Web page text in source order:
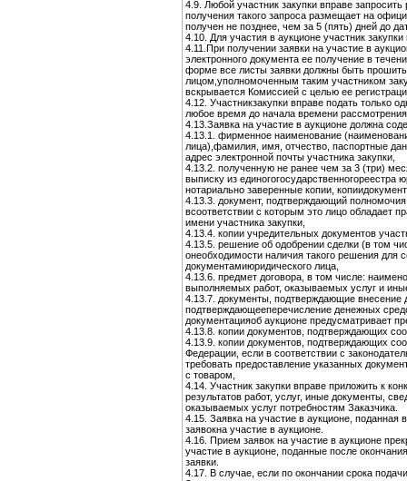
4.9. Любой участник закупки вправе
получения такого запроса размещает на
получен не позднее, чем за 5 (пять) дней до
4.10. Для участия в аукционе участник
4.11.При получении заявки на участие в
электронного документа ее получение в
форме все листы заявки должны быть
лицом,уполномоченным таким участником
вскрывается Комиссией с целью ее
4.12. Участникзакупки вправе подать только
любое время до начала времени
4.13.Заявка на участие в аукционе должна
4.13.1. фирменное наименование
лица),фамилия, имя, отчество, паспортные
адрес электронной почты участника закупки,
4.13.2. полученную не ранее чем за 3 (три)
выписку из единогогосударственногореестра
нотариально заверенные копии,
4.13.3. документ, подтверждающий
всоответствии с которым это лицо обладает
имени участника закупки,
4.13.4. копии учредительных документов
4.13.5. решение об одобрении сделки (в том
онеобходимости наличия такого решения для
документамиюридического лица,
4.13.6. предмет договора, в том числе:
выполняемых работ, оказываемых услуг и
4.13.7. документы, подтверждающие внесение
подтверждающееперечисление денежных
документацияоб аукционе предусматривает
4.13.8. копии документов, подтверждающих
4.13.9. копии документов, подтверждающих
Федерации, если в соответствии с
требовать предоставление указанных
с товаром,
4.14. Участник закупки вправе приложить к
результатов работ, услуг, иные документы,
оказываемых услуг потребностям Заказчика.
4.15. Заявка на участие в аукционе, поданная
заявокна участие в аукционе.
4.16. Прием заявок на участие в аукционе
участие в аукционе, поданные после
заявки.
4.17. В случае, если по окончании срока